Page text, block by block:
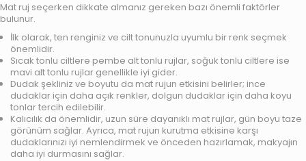
Mat ruj seçerken dikkate almanız gereken bazı önemli faktörler
bulunur.
İlk olarak, ten renginiz ve cilt tonunuzla uyumlu bir renk seçmek
önemlidir.
Sıcak tonlu ciltlere pembe alt tonlu rujlar, soğuk tonlu ciltlere ise
mavi alt tonlu rujlar genellikle iyi gider.
Dudak şekliniz ve boyutu da mat rujun etkisini belirler; ince
dudaklar için daha açık renkler, dolgun dudaklar için daha koyu
tonlar tercih edilebilir.
Kalıcılık da önemlidir, uzun süre dayanıklı mat rujlar, gün boyu taze
görünüm sağlar. Ayrıca, mat rujun kurutma etkisine karşı
dudaklarınızı iyi nemlendirmek ve önceden hazırlamak, makyajın
daha iyi durmasını sağlar.